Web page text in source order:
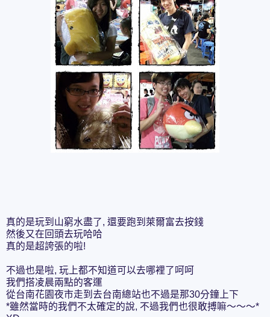
真的是玩到山窮水盡了, 還要跑到萊爾富去按錢
然後又在回頭去玩哈哈
真的是超誇張的啦!
不過也是啦, 玩上都不知道可以去哪裡了呵呵
我們搭凌晨兩點的客運
從台南花園夜市走到去台南總站也不過是那30分鐘上下
*雖然當時的我們不太確定的說, 不過我們也很敢搏嘛～～～*